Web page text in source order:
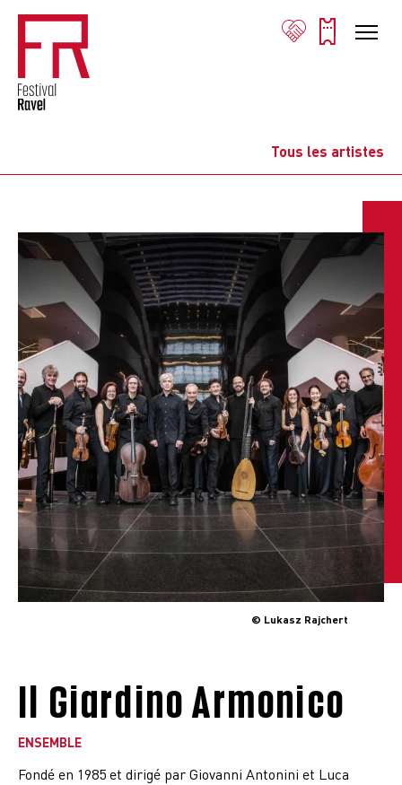
Tous les artistes
© Lukasz Rajchert
Il Giardino Armonico
ENSEMBLE
Fondé en 1985 et dirigé par Giovanni Antonini et Luca